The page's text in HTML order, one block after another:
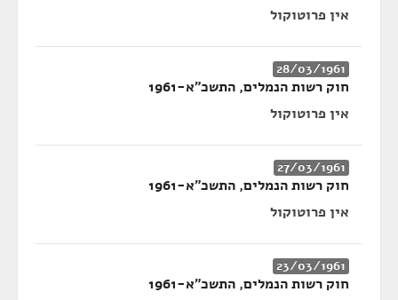
אין פרוטוקול
28/03/1961
חוק רשות הנמלים, התשכ"א-1961
אין פרוטוקול
27/03/1961
חוק רשות הנמלים, התשכ"א-1961
אין פרוטוקול
23/03/1961
חוק רשות הנמלים, התשכ"א-1961